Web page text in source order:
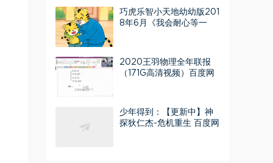
巧虎乐智小天地幼幼版201
8年6月《我会耐心等一
2020王羽物理全年联报
（171G高清视频）百度网
少年得到：【更新中】神
探狄仁杰-危机重生 百度网